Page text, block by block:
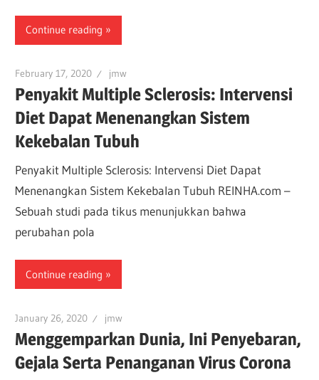
Continue reading
February 17, 2020 jmw
Penyakit Multiple Sclerosis: Intervensi
Diet Dapat Menenangkan Sistem
Kekebalan Tubuh
Penyakit Multiple Sclerosis: Intervensi Diet Dapat
Menenangkan Sistem Kekebalan Tubuh REINHA.com –
Sebuah studi pada tikus menunjukkan bahwa
perubahan pola
Continue reading
January 26, 2020 jmw
Menggemparkan Dunia, Ini Penyebaran,
Gejala Serta Penanganan Virus Corona